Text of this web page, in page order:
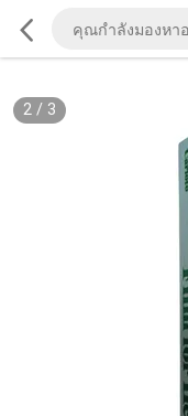
2/ 3